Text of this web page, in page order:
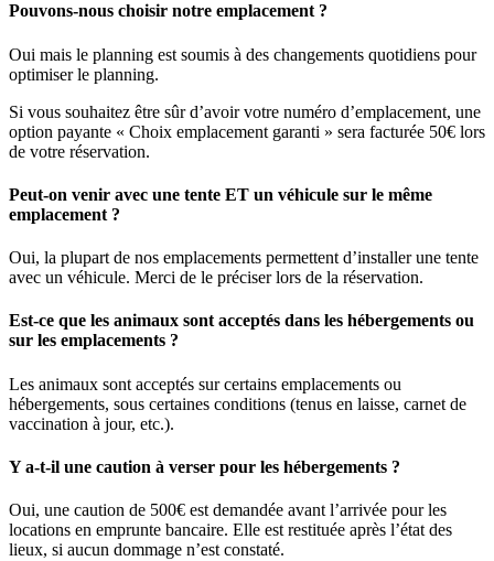
Pouvons-nous choisir notre emplacement ?
Oui mais le planning est soumis à des changements quotidiens pour
optimiser le planning.
Si vous souhaitez être sûr d’avoir votre numéro d’emplacement, une
option payante « Choix emplacement garanti » sera facturée 50€ lors
de votre réservation.
Peut-on venir avec une tente ET un véhicule sur le même
emplacement ?
Oui, la plupart de nos emplacements permettent d’installer une tente
avec un véhicule. Merci de le préciser lors de la réservation.
Est-ce que les animaux sont acceptés dans les hébergements ou
sur les emplacements ?
Les animaux sont acceptés sur certains emplacements ou
hébergements, sous certaines conditions (tenus en laisse, carnet de
vaccination à jour, etc.).
Y a-t-il une caution à verser pour les hébergements ?
Oui, une caution de 500€ est demandée avant l’arrivée pour les
locations en emprunte bancaire. Elle est restituée après l’état des
lieux, si aucun dommage n’est constaté.